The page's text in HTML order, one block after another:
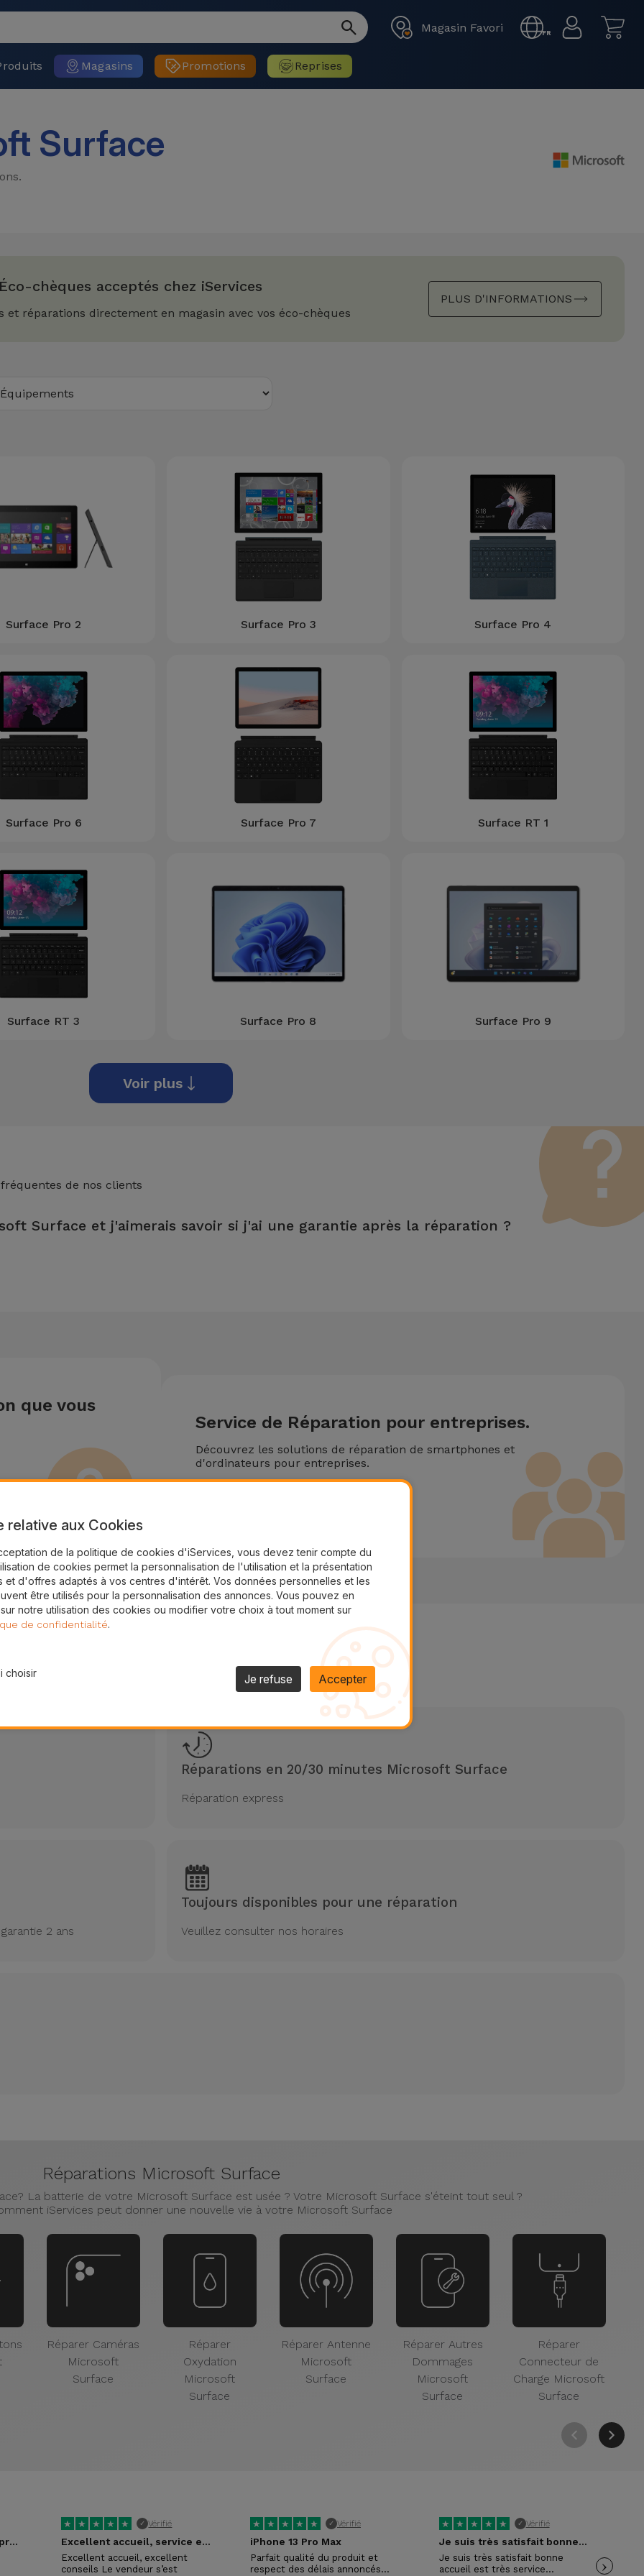
Magasin Favori FR
Magasins Promotions Reprises
Surface
Éco-chèques acceptés chez iServices
et réparations directement en magasin avec vos éco-chèques
PLUS D'INFORMATIONS
Surface Pro 2 Surface Pro 3 Surface Pro 4
Surface Pro 6 Surface Pro 7 Surface RT 1
Surface RT 3 Surface Pro 8 Surface Pro 9
Voir plus
de nos clients
Surface et j'aimerais savoir si j'ai une garantie après la réparation ?
que vous
Service de Réparation pour entreprises.
Découvrez les solutions de réparation de smartphones et
d'ordinateurs pour entreprises.
iServices pour la réparation Microsoft Surface
spécialistes de la réparation de matériel Microsoft Surface
Réparations en 20/30 minutes Microsoft Surface
Réparation express
2 ans
Toujours disponibles pour une réparation
Veuillez consulter nos horaires
Réparations Microsoft Surface
La batterie de votre Microsoft Surface est usée ? Votre Microsoft Surface s'éteint tout seul ?
iServices peut donner une nouvelle vie à votre Microsoft Surface
Réparer Caméras
Microsoft
Surface
Réparer
Oxydation
Microsoft
Surface
Réparer Antenne
Microsoft
Surface
Réparer Autres
Dommages
Microsoft
Surface
Réparer
Connecteur de
Charge Microsoft
Surface
Service après-vente irréprochable !
★ ★ ★ ★ ★ ✓ Vérifié
Excellent accueil, service et conseils
Excellent accueil, excellent
conseils Le vendeur s’est
★ ★ ★ ★ ★ ✓ Vérifié
iPhone 13 Pro Max
Parfait qualité du produit et
respect des délais annoncés…
★ ★ ★ ★ ★ ✓ Vérifié
Je suis très satisfait bonne accueil …
Je suis très satisfait bonne
accueil est très service…
›
relative aux Cookies
de la politique de cookies d'iServices, vous devez tenir compte du
de cookies permet la personnalisation de l'utilisation et la présentation
et d'offres adaptés à vos centres d'intérêt. Vos données personnelles et les
être utilisés pour la personnalisation des annonces. Vous pouvez en
notre utilisation des cookies ou modifier votre choix à tout moment sur
de confidentialité.
choisir Je refuse Accepter